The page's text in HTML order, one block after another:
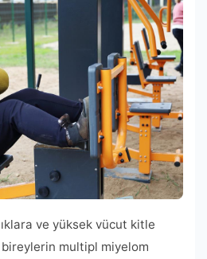
ve yüksek vücut kitle
multipl miyelom